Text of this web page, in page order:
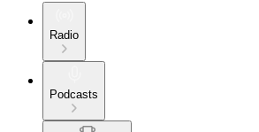
Radio
Podcasts